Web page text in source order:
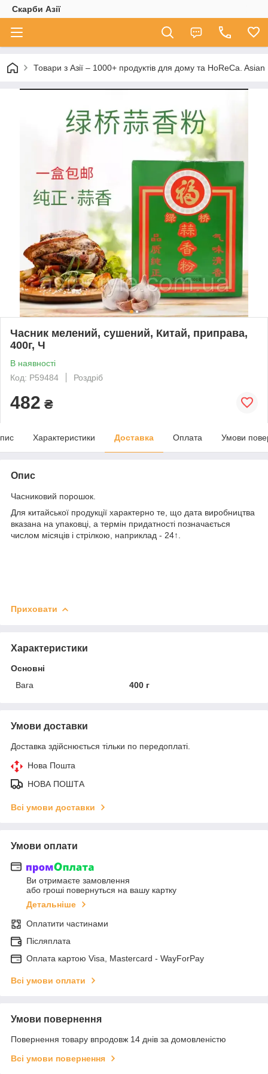
Скарби Азії
Товари з Азії – 1000+ продуктів для дому та HoReCa.
Часник мелений, сушений, Китай, приправа,
400г, Ч
В наявності
Код: P59484
Роздріб
482 ₴
Характеристики Доставка Оплата Умови
Опис
Часниковий порошок.
Для китайської продукції характерно те, що дата виробництва
вказана на упаковці, а термін придатності позначається
числом місяців і стрілкою, наприклад - 24↑.
Приховати
Характеристики
Основні
Вага
400 г
Умови доставки
Доставка здійснюється тільки по передоплаті.
Нова Пошта
НОВА ПОШТА
Всі умови доставки
Умови оплати
Ви отримаєте замовлення
або гроші повернуться на вашу картку
Детальніше
Оплатити частинами
Післяплата
Оплата картою Visa, Mastercard - WayForPay
Всі умови оплати
Умови повернення
Повернення товару впродовж 14 днів за домовленістю
Всі умови повернення